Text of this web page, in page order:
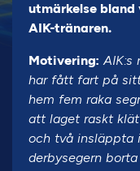
utmärkelse
AIK-tränaren.
Motivering: AIK:s
har fått fart på
hem fem raka
att laget raskt
och två insläppta
derbysegern